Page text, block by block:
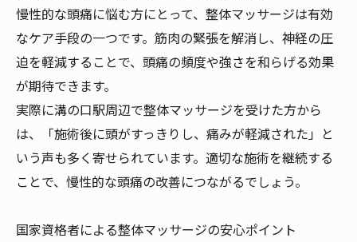
慢性的な頭痛に悩む方にとって、整体マッサージは有効
なケア手段の一つです。筋肉の緊張を解消し、神経の圧
迫を軽減することで、頭痛の頻度や強さを和らげる効果
が期待できます。
実際に溝の口駅周辺で整体マッサージを受けた方から
は、「施術後に頭がすっきりし、痛みが軽減された」と
いう声も多く寄せられています。適切な施術を継続する
ことで、慢性的な頭痛の改善につながるでしょう。
国家資格者による整体マッサージの安心ポイント